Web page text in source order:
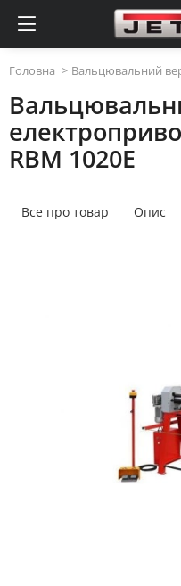
Головна Вальцювальний
RBM 1020E
Все про товар Опис